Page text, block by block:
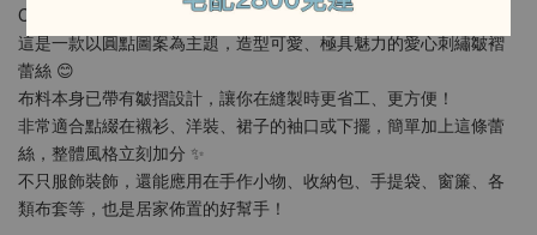
Cotton Lace｜棉質刺繡蕾絲
這是一款以圓點圖案為主題，造型可愛、極具魅力的愛心刺繡皺褶
蕾絲 😊
布料本身已帶有皺摺設計，讓你在縫製時更省工、更方便！
非常適合點綴在襯衫、洋裝、裙子的袖口或下擺，簡單加上這條蕾
絲，整體風格立刻加分 ✨
不只服飾裝飾，還能應用在手作小物、收納包、手提袋、窗簾、各
類布套等，也是居家佈置的好幫手！